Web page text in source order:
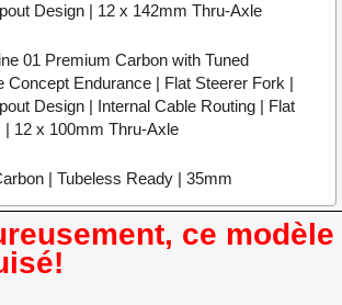
Design | 12 x 142mm Thru-Axle
01 Premium Carbon with Tuned
Concept Endurance | Flat Steerer Fork |
Design | Internal Cable Routing | Flat
| 12 x 100mm Thru-Axle
| Tubeless Ready | 35mm
ce modèle